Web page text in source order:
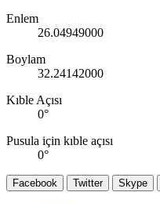
Enlem
26.04949000
Boylam
32.24142000
Kıble Açısı
0°
Pusula için kıble açısı
0°
Facebook Twitter Skype